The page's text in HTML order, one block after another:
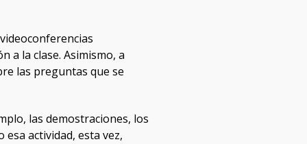
a la clase. Asimismo, a
las preguntas que se
las demostraciones, los
actividad, esta vez,